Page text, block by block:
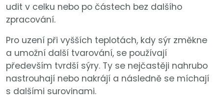
udit v celku nebo po částech bez dalšího
zpracování.
Pro uzení při vyšších teplotách, kdy sýr změkne
a umožní další tvarování, se používají
především tvrdší sýry. Ty se nejčastěji nahrubo
nastrouhají nebo nakrájí a následně se míchají
s dalšími surovinami.